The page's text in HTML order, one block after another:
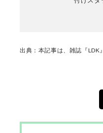
出典：本記事は、雑誌『LDK